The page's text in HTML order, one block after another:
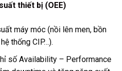
thiết bị (OEE)
máy móc (nồi lên men, bồn
thống CIP…).
số Availability – Performance